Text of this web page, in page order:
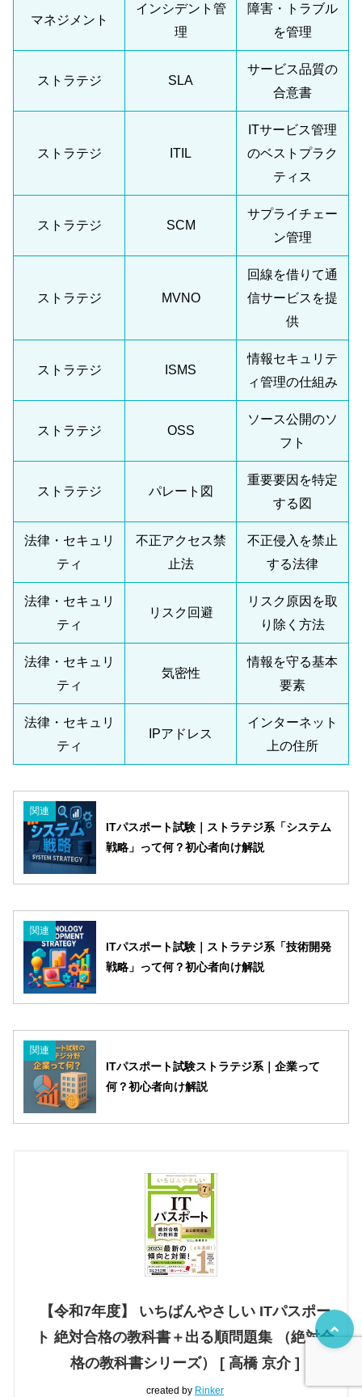
マネジメント
インシデント管
理
障害・トラブル
を管理
ストラテジ SLA
サービス品質の
合意書
ストラテジ ITIL
ITサービス管理
のベストプラク
ティス
ストラテジ SCM
サプライチェー
ン管理
ストラテジ MVNO
回線を借りて通
信サービスを提
供
ストラテジ ISMS
情報セキュリテ
ィ管理の仕組み
ストラテジ OSS
ソース公開のソ
フト
ストラテジ パレート図
重要要因を特定
する図
法律・セキュリ
ティ
不正アクセス禁
止法
不正侵入を禁止
する法律
法律・セキュリ
ティ
リスク回避
リスク原因を取
り除く方法
法律・セキュリ
ティ
気密性
情報を守る基本
要素
法律・セキュリ
ティ
IPアドレス
インターネット
上の住所
関連
ITパスポート試験｜ストラテジ系「システム
戦略」って何？初心者向け解説
関連
ITパスポート試験｜ストラテジ系「技術開発
戦略」って何？初心者向け解説
関連
ITパスポート試験ストラテジ系｜企業って
何？初心者向け解説
【令和7年度】 いちばんやさしい ITパスポー
ト 絶対合格の教科書＋出る順問題集 （絶対合
格の教科書シリーズ） [ 高橋 京介 ]
created by Rinker